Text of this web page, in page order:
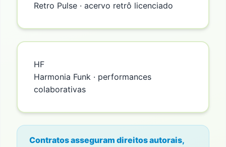
Retro Pulse · acervo retrô licenciado
HF
Harmonia Funk · performances
colaborativas
Contratos asseguram direitos autorais,